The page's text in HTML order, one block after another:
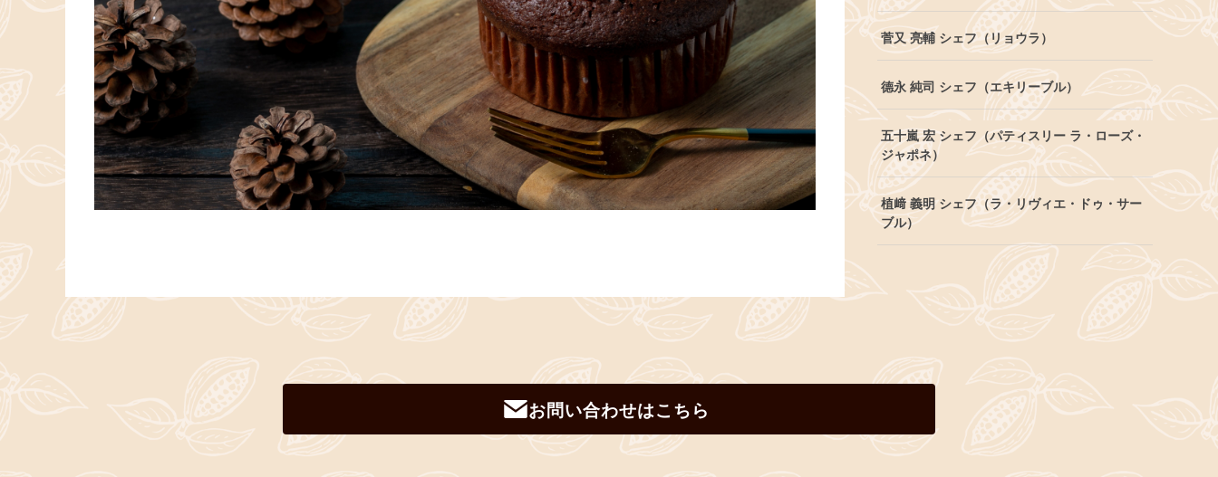
菅又 亮輔 シェフ（リョウラ）
德永 純司 シェフ（エキリーブル）
五十嵐 宏 シェフ（パティスリー ラ・ローズ・
ジャポネ）
植﨑 義明 シェフ（ラ・リヴィエ・ドゥ・サー
ブル）
お問い合わせはこちら